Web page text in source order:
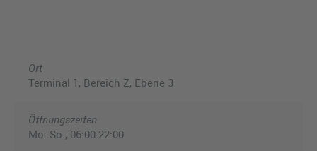
Ort
Terminal 1, Bereich Z, Ebene 3
Öffnungszeiten
Mo.-So., 06:00-22:00